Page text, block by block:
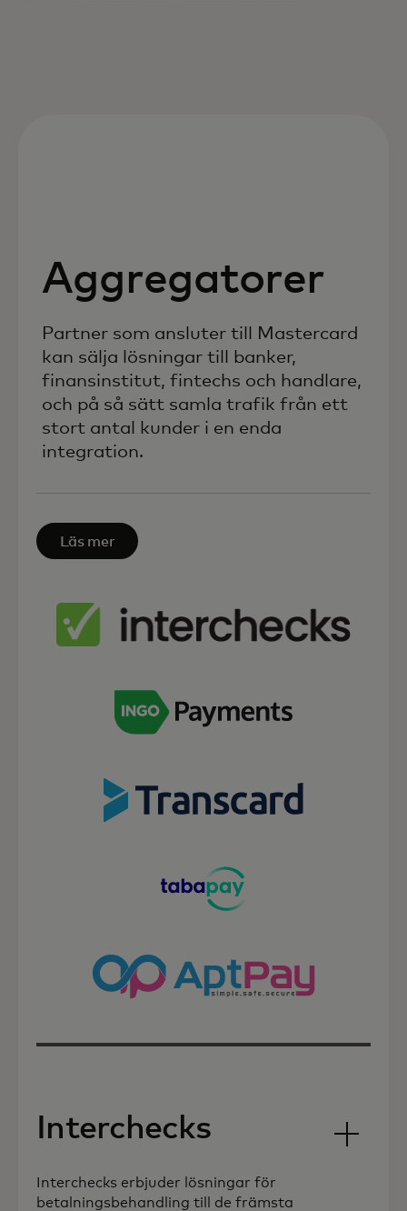
Aggregatorer
Partner som ansluter till Mastercard
kan sälja lösningar till banker,
finansinstitut, fintechs och handlare,
och på så sätt samla trafik från ett
stort antal kunder i en enda
integration.
Läs mer
Interchecks
Interchecks erbjuder lösningar för
betalningsbehandling till de främsta